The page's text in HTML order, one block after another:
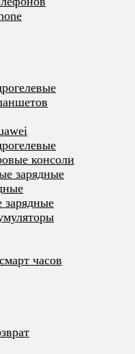
консоли
зарядные
зарядные
часов